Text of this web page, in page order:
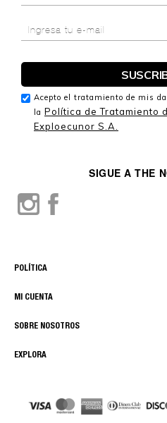
EXPLORA
SOBRE NOSOTROS
MI CUENTA
POLÍTICA
SIGUE A THE
Acepto el tratamiento de mis
la Política de Tratamiento
Exploecunor S.A.